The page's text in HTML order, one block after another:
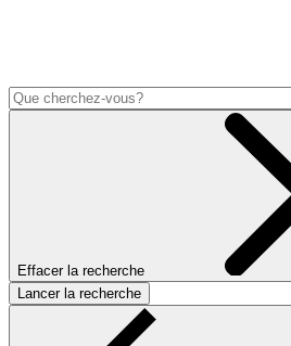
Effacer la recherche
Lancer la recherche